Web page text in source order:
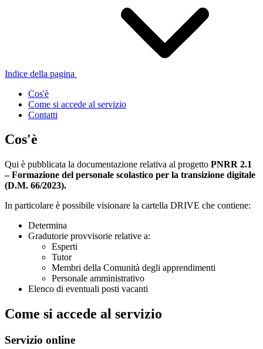
Indice della pagina
Cos'è
Come si accede al servizio
Contatti
Cos'è
Qui è pubblicata la documentazione relativa al progetto PNRR 2.1
– Formazione del personale scolastico per la transizione digitale
(D.M. 66/2023).
In particolare è possibile visionare la cartella DRIVE che contiene:
Determina
Gradutorie provvisorie relative a:
Esperti
Tutor
Membri della Comunità degli apprendimenti
Personale amministrativo
Elenco di eventuali posti vacanti
Come si accede al servizio
Servizio online